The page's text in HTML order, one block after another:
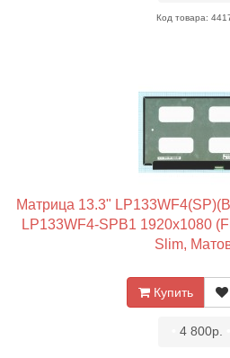
Код товара:
Матрица 13.3"
LP133WF4-SPB1 1920x1080
Slim,
Купить
4 800р.